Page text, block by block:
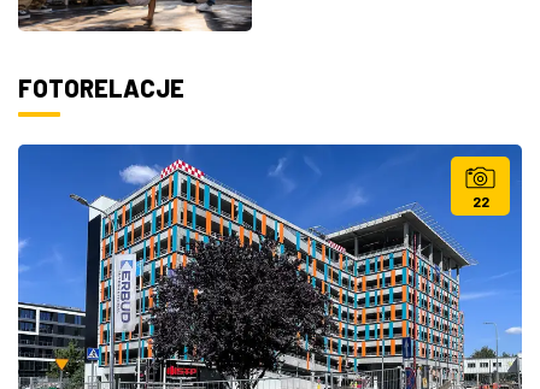
FOTORELACJE
22